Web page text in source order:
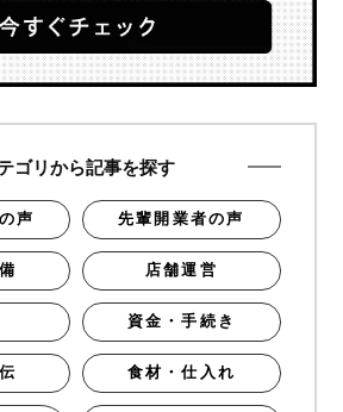
ゴリから記事を探す
声 先輩開業者の声
店舗運営
資金・手続き
食材・仕入れ